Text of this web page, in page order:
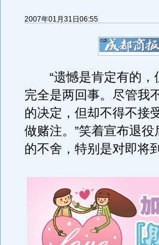
2007年01月31日06:55
“遗憾是肯定有的，
完全是两回事。尽管我
的决定，但却不得不接
做赌注。”笑着宣布退
的不舍，特别是对即将